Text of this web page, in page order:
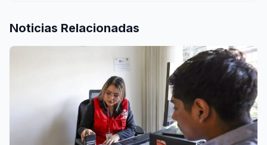
Noticias Relacionadas